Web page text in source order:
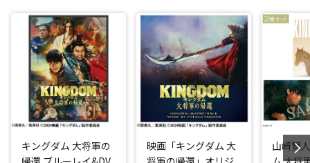
キングダム 大将軍の
映画「キングダム 大
山﨑賢